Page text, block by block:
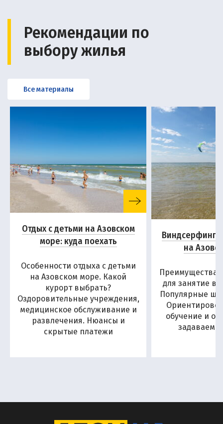
Рекомендации по
выбору жилья
Все материалы
Отдых с детьми на Азовском
море: куда поехать
Особенности отдыха с детьми
на Азовском море. Какой
курорт выбрать?
Оздоровительные учреждения,
медицинское обслуживание и
развлечения. Нюансы и
скрытые платежи
Виндсерфинг
на
Преимущества
для занятие
Популярные
обучение и